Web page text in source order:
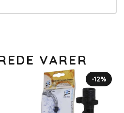
VARER
-12%